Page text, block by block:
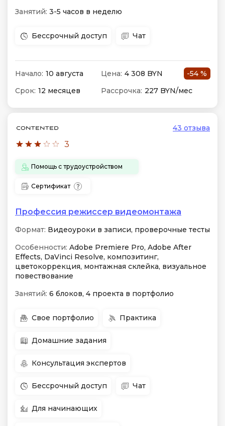
Занятий: 3-5 часов в неделю
Бессрочный доступ Чат
Начало: 10 августа Цена: 4 308 BYN
-54 %
Срок: 12 месяцев Рассрочка: 227 BYN/мес
3
43 отзыва
Помощь с трудоустройством
Сертификат
Профессия режиссер видеомонтажа
Формат: Видеоуроки в записи, проверочные тесты
Особенности: Adobe Premiere Pro, Adobe After
Effects, DaVinci Resolve, композитинг,
цветокоррекция, монтажная склейка, визуальное
повествование
Занятий: 6 блоков, 4 проекта в портфолио
Свое портфолио Практика
Домашние задания
Консультация экспертов
Бессрочный доступ Чат
Для начинающих